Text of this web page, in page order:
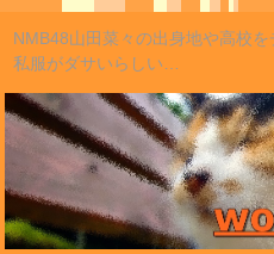
NMB48山田菜々の出身地や高校を
私服がダサいらしい…